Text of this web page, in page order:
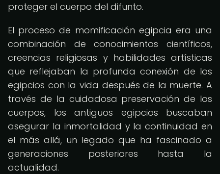
proteger el cuerpo del difunto.
El proceso de momificación egipcia era una
combinación de conocimientos científicos,
creencias religiosas y habilidades artísticas
que reflejaban la profunda conexión de los
egipcios con la vida después de la muerte. A
través de la cuidadosa preservación de los
cuerpos, los antiguos egipcios buscaban
asegurar la inmortalidad y la continuidad en
el más allá, un legado que ha fascinado a
generaciones posteriores hasta la
actualidad.